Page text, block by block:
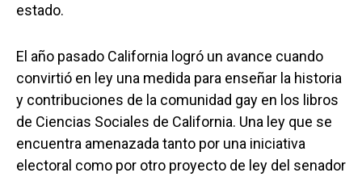
estado.
El año pasado California logró un avance cuando
convirtió en ley una medida para enseñar la historia
y contribuciones de la comunidad gay en los libros
de Ciencias Sociales de California. Una ley que se
encuentra amenazada tanto por una iniciativa
electoral como por otro proyecto de ley del senador